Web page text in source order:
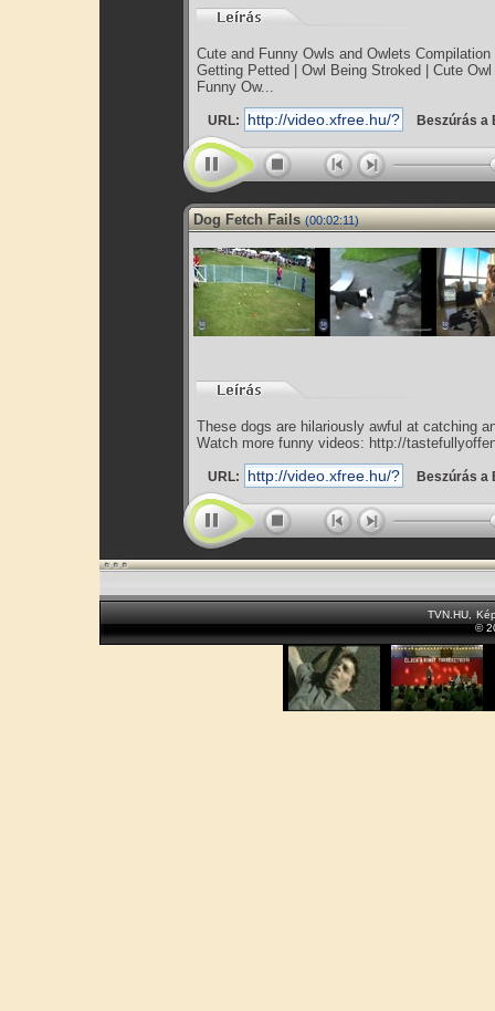
Cute and Funny Owls and Owlets
Getting Petted | Owl Being Stroked | Cute
Funny Ow...
URL: Beszúrás a
Dog Fetch Fails (00:02:11)
These dogs are hilariously awful at catching
Watch more funny videos: http://
URL: Beszúrás a
TVN.HU
©